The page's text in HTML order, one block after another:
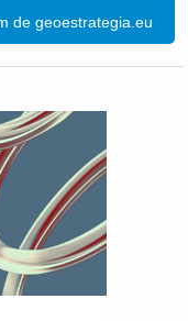
de geoestrategia.eu